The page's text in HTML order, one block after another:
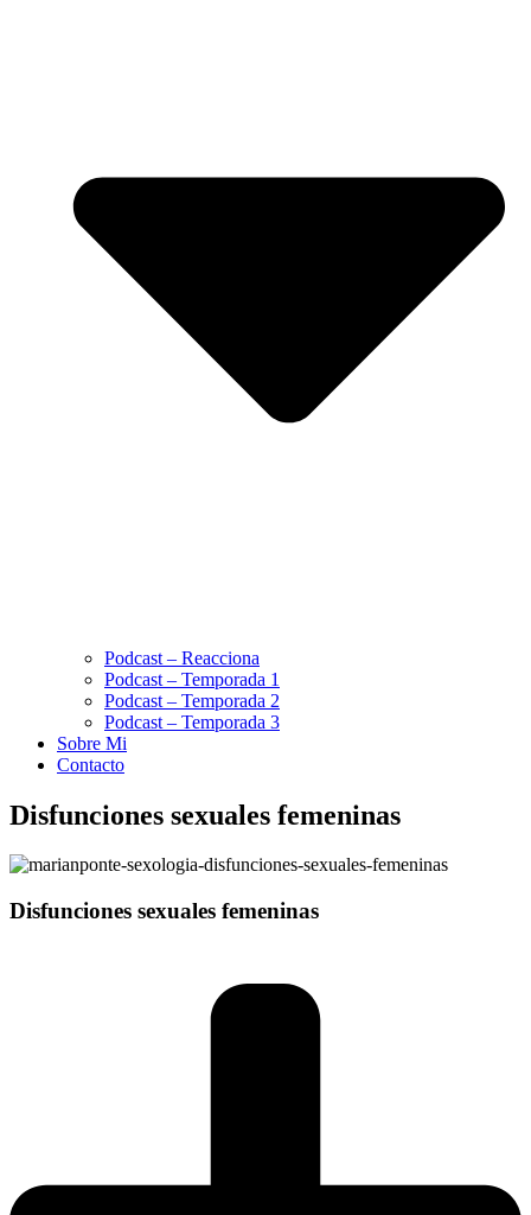
Podcast – Reacciona
Podcast – Temporada 1
Podcast – Temporada 2
Podcast – Temporada 3
Sobre Mi
Contacto
Disfunciones sexuales femeninas
Disfunciones sexuales femeninas